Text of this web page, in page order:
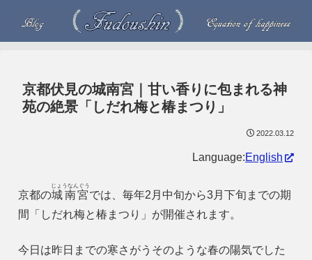
京都伏見の城南宮｜甘い香りに包まれる神
苑の絶景「しだれ梅と椿まつり」
2022.03.12
Language:English
京都の城南宮
じょうなんぐう
では、毎年2月中旬から3月下旬までの期
間「しだれ梅と椿まつり」が開催されます。
今日は昨日までの寒さがうそのような春の陽気でした